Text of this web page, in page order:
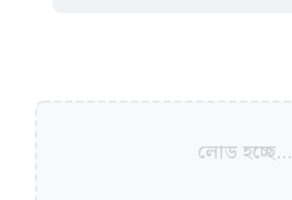
লোড হচ্ছে...